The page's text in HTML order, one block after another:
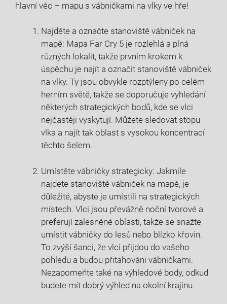
hlavní věc – mapu s vábničkami na vlky ve hře!
Najděte a označte stanoviště vábniček na
mapě: Mapa Far Cry 5 je rozlehlá a plná
různých lokalit, takže prvním krokem k
úspěchu je najít a označit stanoviště vábniček
na vlky. Ty jsou obvykle rozptýleny po celém
herním světě, takže se doporučuje vyhledání
některých strategických bodů, kde se vlci
nejčastěji vyskytují. Můžete sledovat stopu
vlka a najít tak oblast s vysokou koncentrací
těchto šelem.
Umístěte vábničky strategicky: Jakmile
najdete stanoviště vábniček na mapě, je
důležité, abyste je umístili na strategických
místech. Vlci jsou převážně noční tvorové a
preferují zalesněné oblasti, takže se snažte
umístit vábničky do lesů nebo blízko křovin.
To zvýší šanci, že vlci přijdou do vašeho
pohledu a budou přitahováni vábničkami.
Nezapomeňte také na výhledové body, odkud
budete mít dobrý výhled na okolní krajinu.